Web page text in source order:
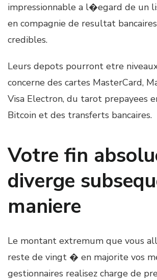
impressionnable a l�egard de un
en compagnie de resultat
credibles.
Leurs depots pourront etre
concerne des cartes MasterCard,
Visa Electron, du tarot prepayees
Bitcoin et des transferts bancaires.
Votre fin
diverge
maniere
Le montant extremum que vous
reste de vingt � en majorite vos
gestionnaires realisez charge de